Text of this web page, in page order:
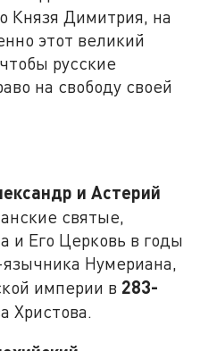
Князя Димитрия, на
этот великий
русские
на свободу своей
и Астерий
святые,
и Его Церковь в годы
Нумериана,
империи в 283-
Христова.